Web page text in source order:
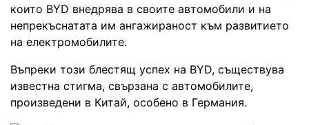
които BYD внедрява в своите автомобили и на
непрекъснатата им ангажираност към развитието
на електромобилите.
Въпреки този блестящ успех на BYD, съществува
известна стигма, свързана с автомобилите,
произведени в Китай, особено в Германия.